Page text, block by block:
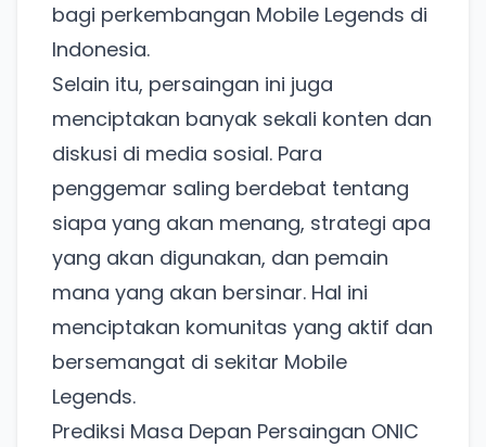
bagi perkembangan Mobile Legends di
Indonesia.
Selain itu, persaingan ini juga
menciptakan banyak sekali konten dan
diskusi di media sosial. Para
penggemar saling berdebat tentang
siapa yang akan menang, strategi apa
yang akan digunakan, dan pemain
mana yang akan bersinar. Hal ini
menciptakan komunitas yang aktif dan
bersemangat di sekitar Mobile
Legends.
Prediksi Masa Depan Persaingan ONIC
Ada Website Baru!
Khusus untuk kamu yang mau coba
Punya website SMM baru nih! Coba BulkFame
untuk pengalaman lebih baik.
Tanpa daftar ulang, gratis dicoba. Kamu tetap bisa
pakai Zona Sosmed kapan saja.
Coba BulkFame
Lain kali saja